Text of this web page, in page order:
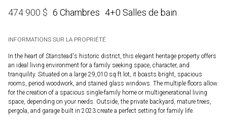
474 900 $ 6 Chambres 4+0 Salles de bain
INFORMATIONS SUR LA PROPRIÉTÉ
In the heart of Stanstead's historic district, this elegant heritage property offers
an ideal living environment for a family seeking space, character, and
tranquility. Situated on a large 29,010 sq ft lot, it boasts bright, spacious
rooms, period woodwork, and stained glass windows. The multiple floors allow
for the creation of a spacious single-family home or multigenerational living
space, depending on your needs. Outside, the private backyard, mature trees,
pergola, and garage built in 2023 create a perfect setting for family life.